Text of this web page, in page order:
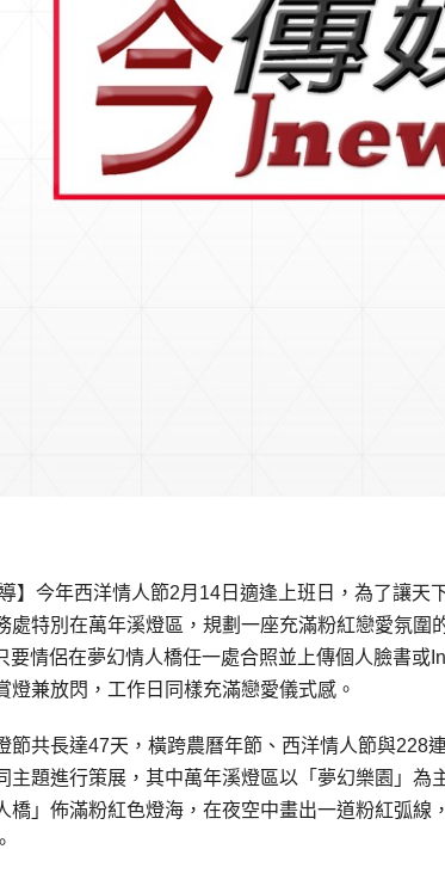
】今年西洋情人節2月14日適逢上班日，為了讓
處特別在萬年溪燈區，規劃一座充滿粉紅戀愛氛圍
要情侶在夢幻情人橋任一處合照並上傳個人臉書或
燈兼放閃，工作日同樣充滿戀愛儀式感。
節共長達47天，橫跨農曆年節、西洋情人節與228
主題進行策展，其中萬年溪燈區以「夢幻樂園」為
橋」佈滿粉紅色燈海，在夜空中畫出一道粉紅弧線